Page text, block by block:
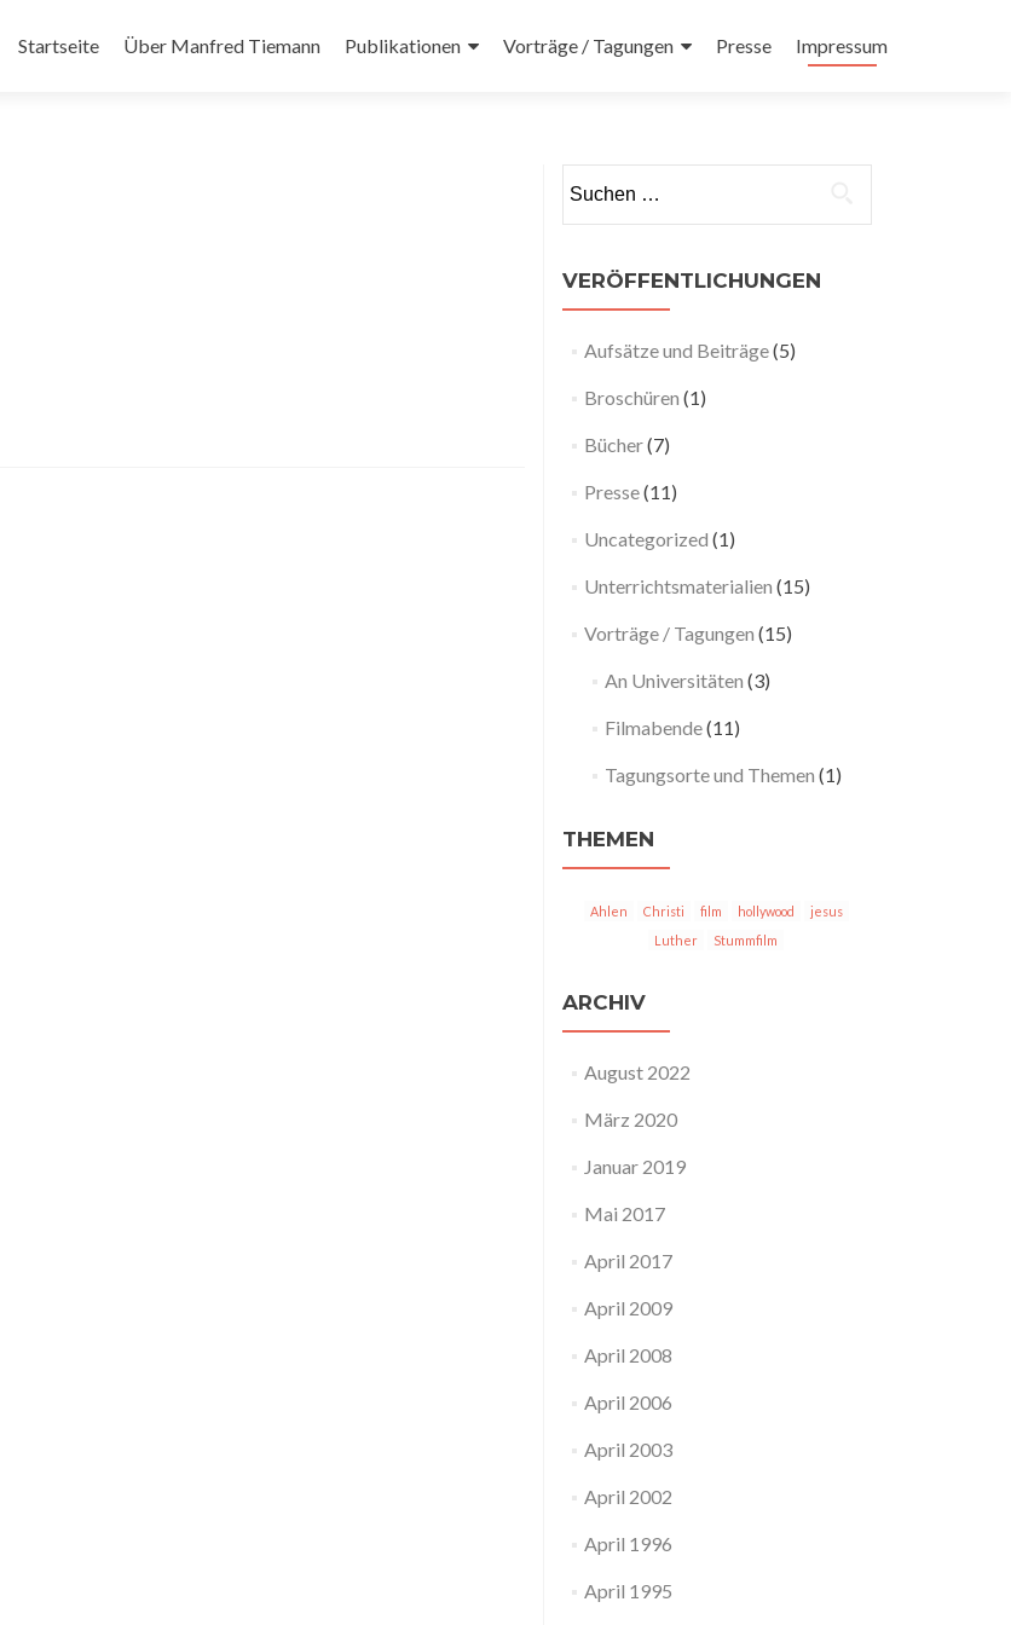
Startseite
Über Manfred Tiemann Publikationen Vorträge / Tagungen Presse Impressum
VERÖFFENTLICHUNGEN
Aufsätze und Beiträge(5)
Broschüren (1)
Bücher(7)
Presse(11)
Uncategorized (1)
Unterrichtsmaterialien (15)
Vorträge / Tagungen (15)
An Universitäten (3)
Filmabende(11)
Tagungsorte und Themen (1)
THEMEN
Ahlen Christi film hollywood
jesus
Luther
Stummfilm
ARCHIV
August 2022
März 2020
Januar 2019
Mai 2017
April 2017
April 2009
April 2008
April 2006
April 2003
April 2002
April 1996
April 1995